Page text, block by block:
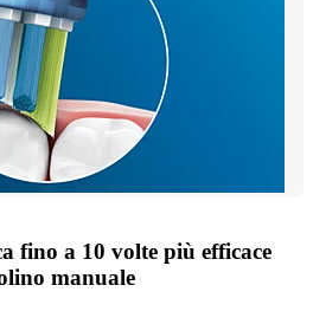
fino a 10 volte più efficace
manuale